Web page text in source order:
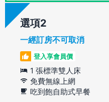
選項
一經訂房不可取消
登入享會員價
1 張標準雙人床
免費無線上網
吃到飽自助式早餐